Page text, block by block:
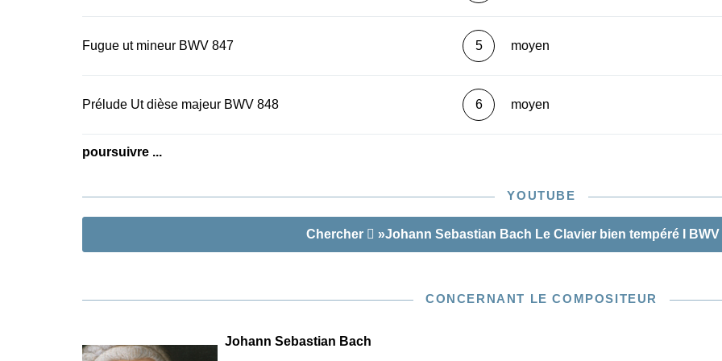
Fugue ut mineur BWV 847 5 moyen
Prélude Ut dièse majeur BWV 848 6 moyen
poursuivre ...
YOUTUBE
Chercher »Johann Sebastian Bach Le Clavier bien tempéré I BWV
CONCERNANT LE COMPOSITEUR
Johann Sebastian Bach